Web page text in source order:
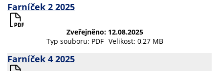
Farníček 2 2025
Zveřejněno: 12.08.2025
Typ souboru: PDF Velikost: 0,27 MB
Farníček 4 2025